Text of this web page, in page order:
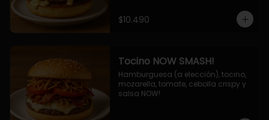
NOW!
$10.490
Tocino NOW SMASH!
Hamburguesa (a elección), tocino,
mozarella, tomate, cebolla crispy y
salsa NOW!